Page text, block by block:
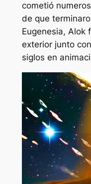
cometió
de que
Eugenesia, Alok
exterior junto
siglos en